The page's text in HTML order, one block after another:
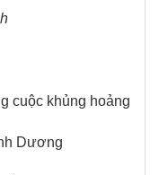
cuộc khủng hoảng
Dương